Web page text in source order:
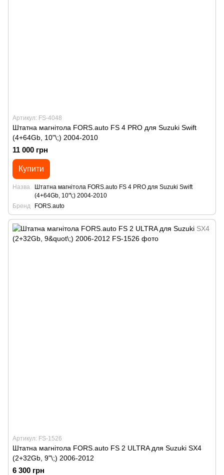
Артикул: FS-4048
Штатна магнітола FORS.auto FS 4 PRO для Suzuki Swift
(4+64Gb, 10"\;) 2004-2010
11 000 грн
Купити
Назва
Штатна магнітола FORS.auto FS 4 PRO для Suzuki Swift
(4+64Gb, 10"\;) 2004-2010
Бренд
FORS.auto
Артикул: FS-1526
Штатна магнітола FORS.auto FS 2 ULTRA для Suzuki SX4
(2+32Gb, 9"\;) 2006-2012
6 300 грн